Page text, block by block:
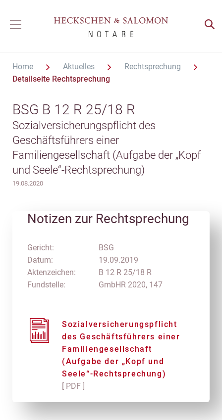
Home Aktuelles
Rechtsprechung
Detailseite Rechtsprechung
BSG B 12 R 25/18 R
Sozialversicherungspflicht des
Geschäftsführers einer
Familiengesellschaft (Aufgabe der „Kopf
und Seele“-Rechtsprechung)
19.08.2020
Notizen zur Rechtsprechung
Gericht:
Datum:
Aktenzeichen:
Fundstelle:
BSG
19.09.2019
B 12 R 25/18 R
GmbHR 2020, 147
Sozialversicherungspflicht
des Geschäftsführers einer
Familiengesellschaft
(Aufgabe der „Kopf und
Seele“-Rechtsprechung)
[ PDF ]